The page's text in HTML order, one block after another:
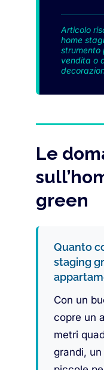
Articolo
home
strumento
vendita o
Le
green
Quanto
staging
Con un
copre un
metri
grandi,